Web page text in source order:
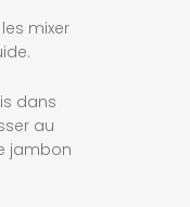
mixer
dans
au
jambon